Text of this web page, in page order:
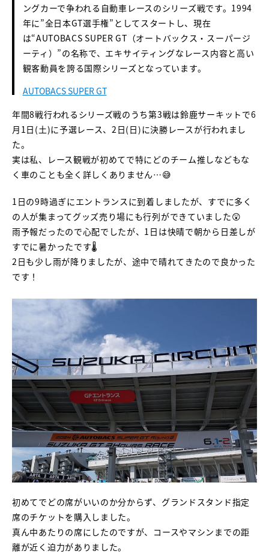
ングカーで争われる自動車レースのシリーズ戦です。1994
年に”全日本GT選手権”としてスタートし、現在
は“AUTOBACS SUPER GT（オートバックス・スーパージ
ーティ）”の名称で、エキサイティングなレース内容と高い
観客動員を誇る国際シリーズとなっています。
AUTOBACS SUPER GT
年間8戦行われるシリーズ戦のうち第3戦は鈴鹿サーキットで6
月1日(土)に予選レース、2日(日)に決勝レースが行われまし
た。
実は私、レース観戦が初めてで特にどのチーム推しなどもな
く車のことも全く詳しくありません…😅
1日の9時過ぎにエントランスに到着しましたが、すでに多く
の人が集まってグッズ売り場にも行列ができていました😲
雨予報だったので心配でしたが、1日は快晴で朝から日差しが
すでに暑かったです🌡️
2日も少し雨が降りましたが、途中で晴れてきたので良かった
です！
初めてでどの席がいいのか分からず、グランドスタンド指定
席のチケットを購入しました。
真ん中あたりの席にしたのですが、コースやマシンまでの距
離が近く迫力がありました。